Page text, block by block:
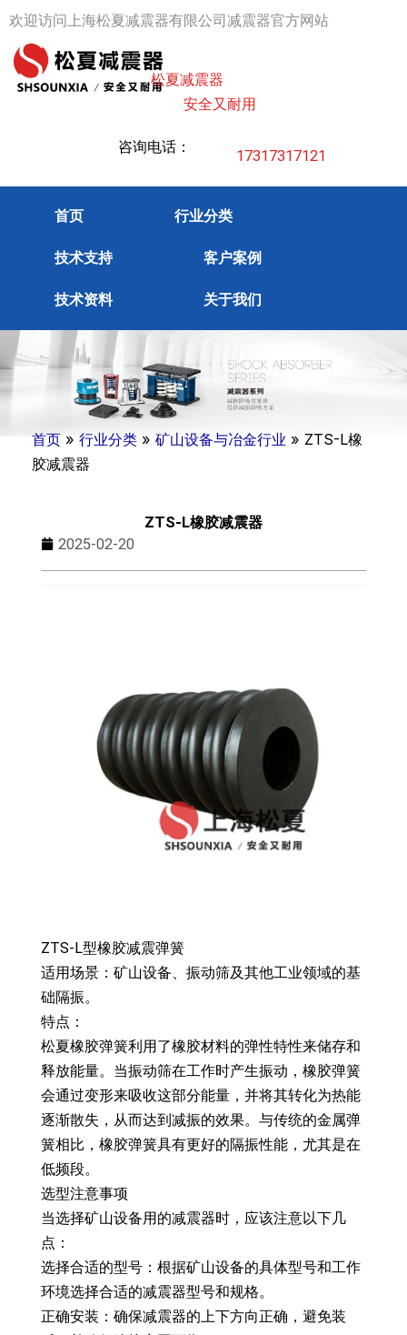
跳
欢迎访问上海松夏减震器有限公司减震器官方网站
松夏减震器
安全又耐用
咨询电话：
17317317121
首页 行业分类
技术支持 客户案例
技术资料 关于我们
首页 » 行业分类 » 矿山设备与冶金行业 » ZTS-L橡
胶减震器
ZTS-L橡胶减震器
2025-02-20
ZTS-L型橡胶减震弹簧
适用场景：矿山设备、振动筛及其他工业领域的基
础隔振。
特点：
松夏橡胶弹簧利用了橡胶材料的弹性特性来储存和
释放能量。当振动筛在工作时产生振动，橡胶弹簧
会通过变形来吸收这部分能量，并将其转化为热能
逐渐散失，从而达到减振的效果。与传统的金属弹
簧相比，橡胶弹簧具有更好的隔振性能，尤其是在
低频段。
选型注意事项
当选择矿山设备用的减震器时，应该注意以下几
点：
选择合适的型号：根据矿山设备的具体型号和工作
环境选择合适的减震器型号和规格。
正确安装：确保减震器的上下方向正确，避免装